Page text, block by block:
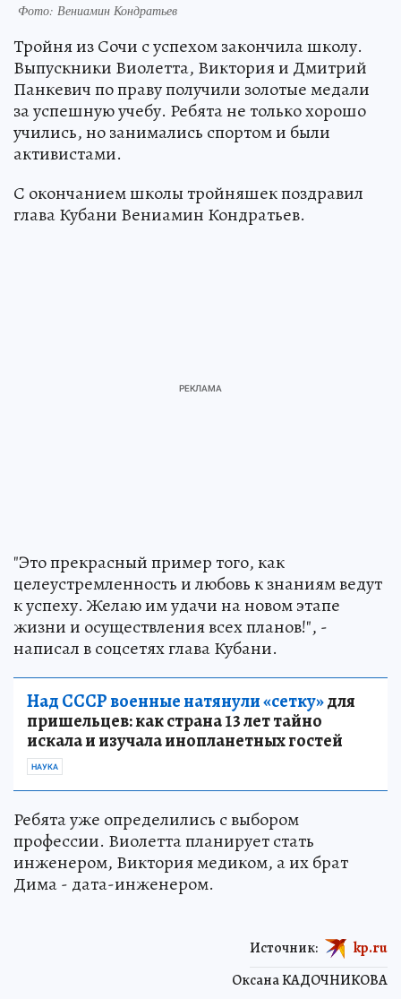
Фото: Вениамин Кондратьев
Тройня из Сочи с успехом закончила школу.
Выпускники Виолетта, Виктория и Дмитрий
Панкевич по праву получили золотые медали
за успешную учебу. Ребята не только хорошо
учились, но занимались спортом и были
активистами.
С окончанием школы тройняшек поздравил
глава Кубани Вениамин Кондратьев.
"Это прекрасный пример того, как
целеустремленность и любовь к знаниям ведут
к успеху. Желаю им удачи на новом этапе
жизни и осуществления всех планов!", -
написал в соцсетях глава Кубани.
Над СССР военные натянули «сетку»для
пришельцев: как страна 13 лет тайно
искала и изучала инопланетных гостей
НАУКА
Ребята уже определились с выбором
профессии. Виолетта планирует стать
инженером, Виктория медиком, а их брат
Дима - дата-инженером.
Оксана КАДОЧНИКОВА
Источник: kp.ru